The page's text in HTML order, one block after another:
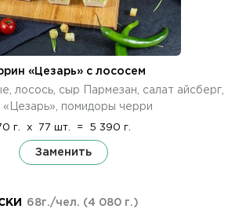
«Цезарь» с лососем
лосось, сыр Пармезан, салат айсберг,
«Цезарь», помидоры черри
г. x 77 шт. = 5 390 г.
Заменить
68г./чел. (4 080 г.)